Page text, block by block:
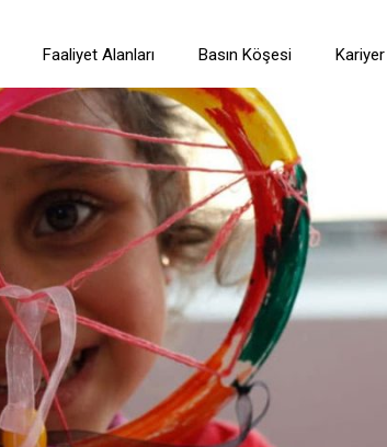
Faaliyet Alanları Basın Köşesi Kariyer